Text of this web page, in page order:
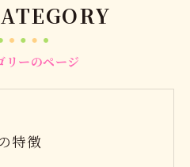
リーのページ
特徴